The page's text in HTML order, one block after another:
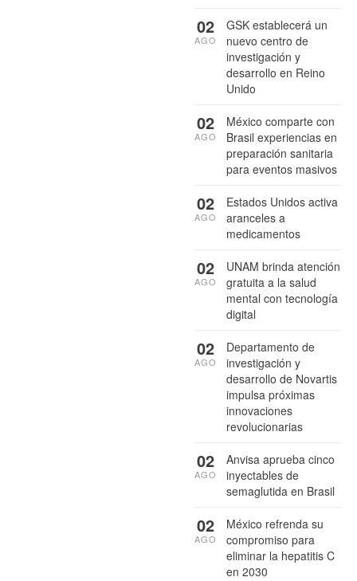
GSK establecerá un
nuevo centro de
investigación y
desarrollo en Reino
Unido
02
AGO
México comparte con
Brasil experiencias en
preparación sanitaria
para eventos masivos
02
AGO
Estados Unidos activa
aranceles a
medicamentos
02
AGO
UNAM brinda atención
gratuita a la salud
mental con tecnología
digital
02
AGO
Departamento de
investigación y
desarrollo de Novartis
impulsa próximas
innovaciones
revolucionarias
02
AGO
Anvisa aprueba cinco
inyectables de
semaglutida en Brasil
02
AGO
México refrenda su
compromiso para
eliminar la hepatitis C
en 2030
02
AGO